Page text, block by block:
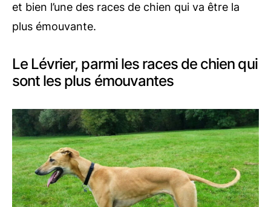
et bien l’une des races de chien qui va être la
plus émouvante.
Le Lévrier, parmi les races de chien qui
sont les plus émouvantes